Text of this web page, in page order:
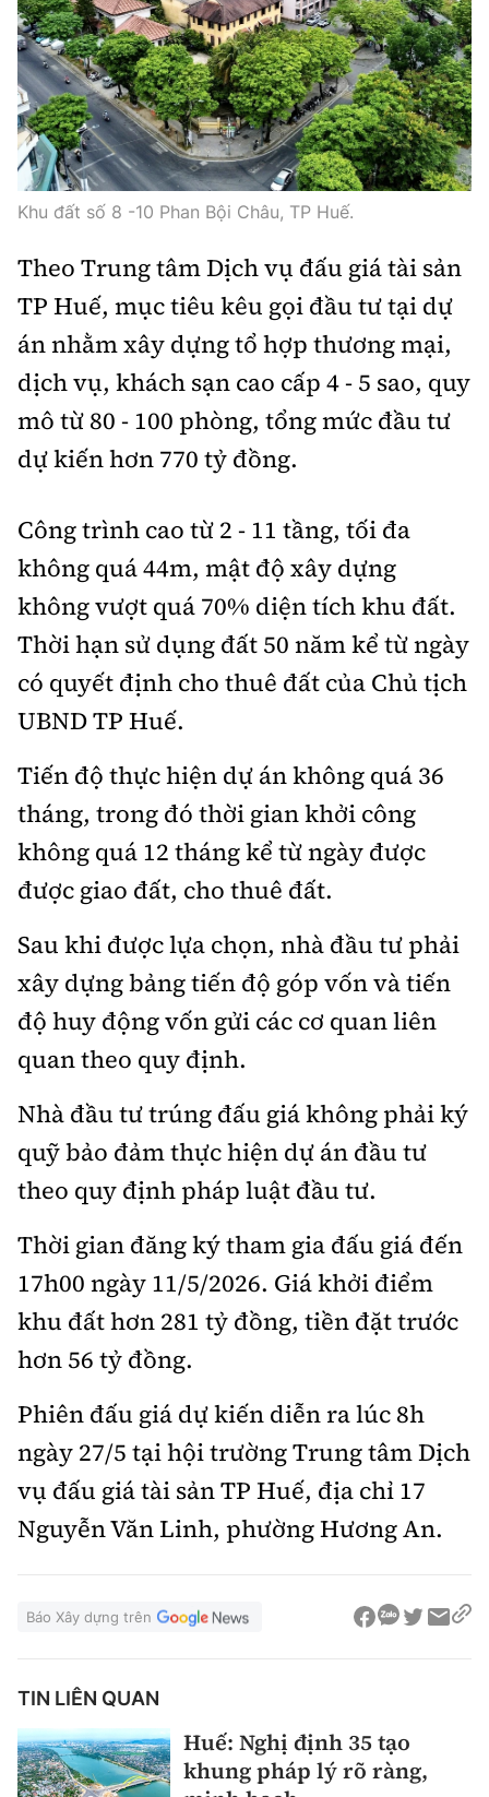
Khu đất số 8 -10 Phan Bội Châu, TP Huế.
Theo Trung tâm Dịch vụ đấu giá tài sản
TP Huế, mục tiêu kêu gọi đầu tư tại dự
án nhằm xây dựng tổ hợp thương mại,
dịch vụ, khách sạn cao cấp 4 - 5 sao, quy
mô từ 80 - 100 phòng, tổng mức đầu tư
dự kiến hơn 770 tỷ đồng.
Công trình cao từ 2 - 11 tầng, tối đa
không quá 44m, mật độ xây dựng
không vượt quá 70% diện tích khu đất.
Thời hạn sử dụng đất 50 năm kể từ ngày
có quyết định cho thuê đất của Chủ tịch
UBND TP Huế.
Tiến độ thực hiện dự án không quá 36
tháng, trong đó thời gian khởi công
không quá 12 tháng kể từ ngày được
được giao đất, cho thuê đất.
Sau khi được lựa chọn, nhà đầu tư phải
xây dựng bảng tiến độ góp vốn và tiến
độ huy động vốn gửi các cơ quan liên
quan theo quy định.
Nhà đầu tư trúng đấu giá không phải ký
quỹ bảo đảm thực hiện dự án đầu tư
theo quy định pháp luật đầu tư.
Thời gian đăng ký tham gia đấu giá đến
17h00 ngày 11/5/2026. Giá khởi điểm
khu đất hơn 281 tỷ đồng, tiền đặt trước
hơn 56 tỷ đồng.
Phiên đấu giá dự kiến diễn ra lúc 8h
ngày 27/5 tại hội trường Trung tâm Dịch
vụ đấu giá tài sản TP Huế, địa chỉ 17
Nguyễn Văn Linh, phường Hương An.
Báo Xây dựng trên
TIN LIÊN QUAN
Huế: Nghị định 35 tạo
khung pháp lý rõ ràng,